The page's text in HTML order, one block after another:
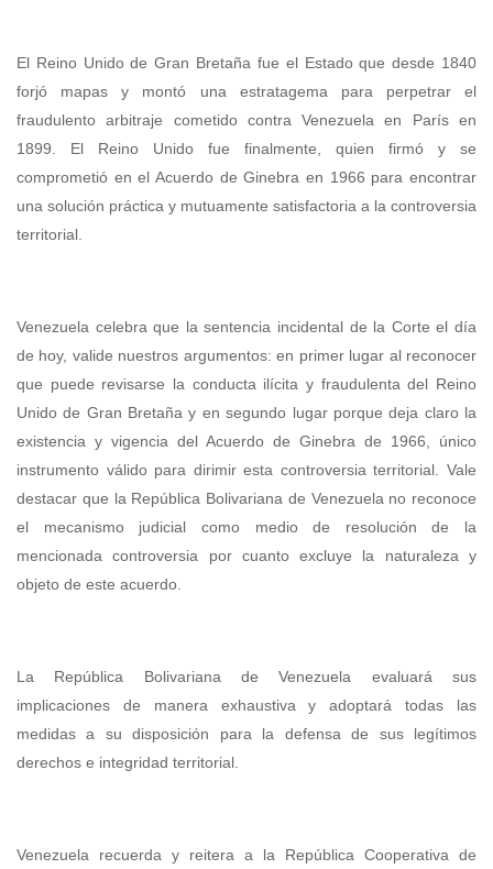
El Reino Unido de Gran Bretaña fue el Estado que desde 1840
forjó mapas y montó una estratagema para perpetrar el
fraudulento arbitraje cometido contra Venezuela en París en
1899. El Reino Unido fue finalmente, quien firmó y se
comprometió en el Acuerdo de Ginebra en 1966 para encontrar
una solución práctica y mutuamente satisfactoria a la controversia
territorial.
Venezuela celebra que la sentencia incidental de la Corte el día
de hoy, valide nuestros argumentos: en primer lugar al reconocer
que puede revisarse la conducta ilícita y fraudulenta del Reino
Unido de Gran Bretaña y en segundo lugar porque deja claro la
existencia y vigencia del Acuerdo de Ginebra de 1966, único
instrumento válido para dirimir esta controversia territorial. Vale
destacar que la República Bolivariana de Venezuela no reconoce
el mecanismo judicial como medio de resolución de la
mencionada controversia por cuanto excluye la naturaleza y
objeto de este acuerdo.
La República Bolivariana de Venezuela evaluará sus
implicaciones de manera exhaustiva y adoptará todas las
medidas a su disposición para la defensa de sus legítimos
derechos e integridad territorial.
Venezuela recuerda y reitera a la República Cooperativa de